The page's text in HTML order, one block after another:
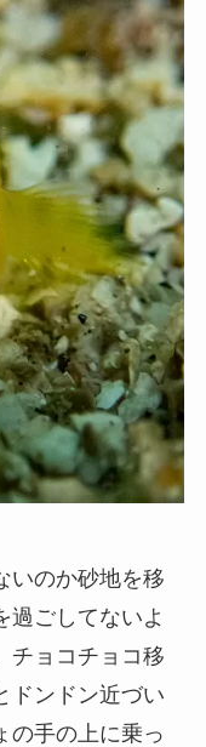
いのか砂地を移
過ごしてないよ
チョコチョコ移
ドンドン近づい
の手の上に乗っ